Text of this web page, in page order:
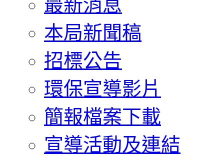
最新消息
本局新聞稿
招標公告
環保宣導影片
簡報檔案下載
宣導活動及連結